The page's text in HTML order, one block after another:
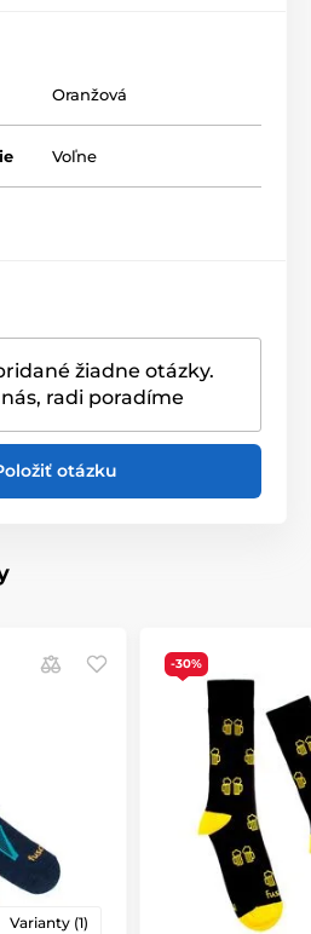
polyamid, 2% elastan
Republika
Oranžová
Voľne
žiadne otázky.
radi poradíme
otázku
Varianty (1)
-30%